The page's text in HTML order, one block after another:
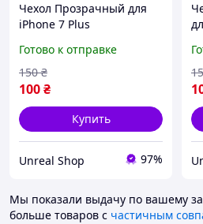
Чехол Прозрачный для
iPhone 7 Plus
Готово к отправке
100₴
150 ₴
Купить
Unreal Shop 97%
Мы показали выдачу по вашему
больше товаров с частичным